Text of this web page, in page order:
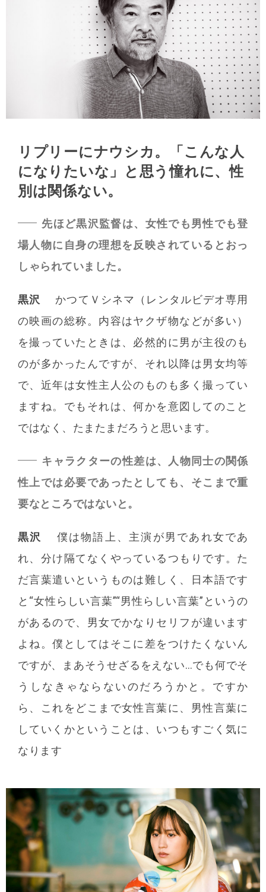
リプリーにナウシカ。
「こんな人
になりたいな」と思う憧れに、性
別は関係ない。
先ほど黒沢監督は、女性でも男性でも登
場人物に自身の理想を反映されているとおっ
しゃられていました。
黒沢
かつてＶシネマ（レンタルビデオ専用
の映画の総称。内容はヤクザ物などが多い）
を撮っていたときは、必然的に男が主役のも
のが多かったんですが、それ以降は男女均等
で、近年は女性主人公のものも多く撮ってい
ますね。でもそれは、何かを意図してのこと
ではなく、たまたまだろうと思います。
キャラクターの性差は、人物同士の関係
性上では必要であったとしても、そこまで重
要なところではないと。
黒沢
僕は物語上、主演が男であれ女であ
れ、分け隔てなくやっているつもりです。た
だ言葉遣いというものは難しく、日本語です
と“女性らしい言葉”“男性らしい言葉”というの
があるので、男女でかなりセリフが違います
よね。僕としてはそこに差をつけたくないん
ですが、まあそうせざるをえない…でも何でそ
うしなきゃならないのだろうかと。ですか
ら、これをどこまで女性言葉に、男性言葉に
していくかということは、いつもすごく気に
なります